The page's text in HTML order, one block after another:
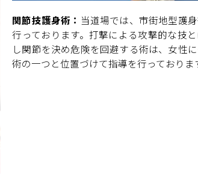
関節技護身術： 当道場では、市街地型護
行っております。打撃による攻撃的な技
し関節を決め危険を回避する術は、女性
術の一つと位置づけて指導を行っておりま